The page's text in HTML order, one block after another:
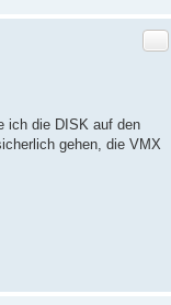
Zitat
ich die DISK auf den
gehen, die VMX